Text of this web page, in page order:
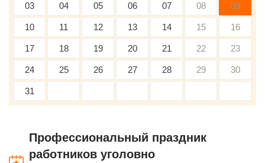
03 04 05 06 07 08 09
10 11 12 13 14 15 16
17 18 19 20 21 22 23
24 25 26 27 28 29 30
31
Профессиональный праздник
работников уголовно